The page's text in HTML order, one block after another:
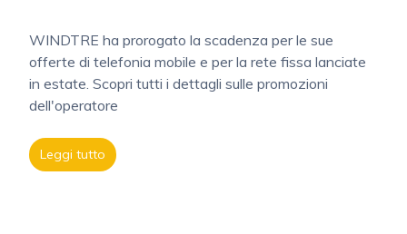
WINDTRE ha prorogato la scadenza per le sue
offerte di telefonia mobile e per la rete fissa lanciate
in estate. Scopri tutti i dettagli sulle promozioni
dell'operatore
Leggi tutto